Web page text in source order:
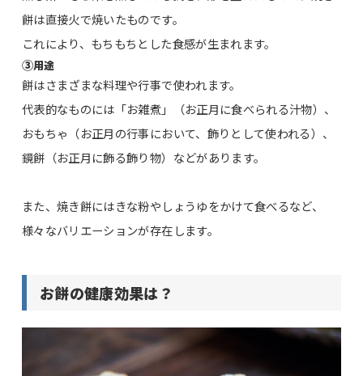
餅は直接火で焼いたものです。
これにより、もちもちとした食感が生まれます。
③用途
餅はさまざまな料理や行事で使われます。
代表的なものには「お雑煮」（お正月に食べられる汁物）、
おもちゃ（お正月の行事において、飾りとして使われる）、
鏡餅（お正月に飾る飾り物）などがあります。
また、焼き餅にはきな粉やしょうゆをかけて食べるなど、
様々なバリエーションが存在します。
お餅の健康効果は？